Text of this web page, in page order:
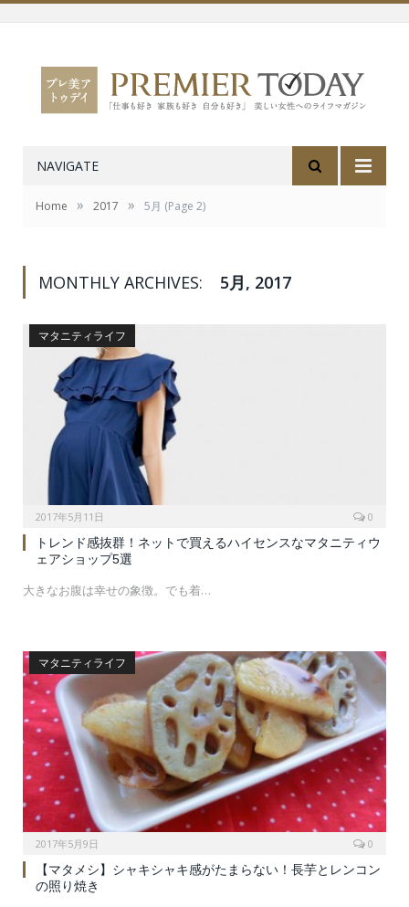
NAVIGATE
Home » 2017 » 5月 (Page 2)
MONTHLY ARCHIVES: 5月, 2017
マタニティライフ
2017年5月11日 0
トレンド感抜群！ネットで買えるハイセンスなマタニティウ
ェアショップ5選
大きなお腹は幸せの象徴。でも着…
マタニティライフ
2017年5月9日 0
【マタメシ】シャキシャキ感がたまらない！長芋とレンコン
の照り焼き